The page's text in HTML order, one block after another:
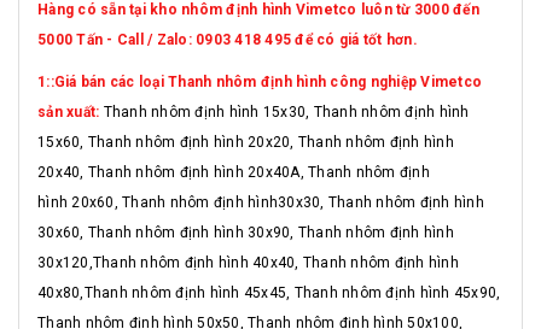
Hàng có sẵn tại kho nhôm định hình Vimetco luôn từ 3000 đến
5000 Tấn - Call / Zalo: 0903 418 495 để có giá tốt hơn.
1::Giá bán các loại Thanh nhôm định hình công nghiệp Vimetco
sản xuất: Thanh nhôm định hình 15x30, Thanh nhôm định hình
15x60, Thanh nhôm định hình 20x20, Thanh nhôm định hình
20x40, Thanh nhôm định hình 20x40A, Thanh nhôm định
hình 20x60, Thanh nhôm định hình30x30, Thanh nhôm định hình
30x60, Thanh nhôm định hình 30x90, Thanh nhôm định hình
30x120,Thanh nhôm định hình 40x40, Thanh nhôm định hình
40x80,Thanh nhôm định hình 45x45, Thanh nhôm định hình 45x90,
Thanh nhôm định hình 50x50, Thanh nhôm định hình 50x100,